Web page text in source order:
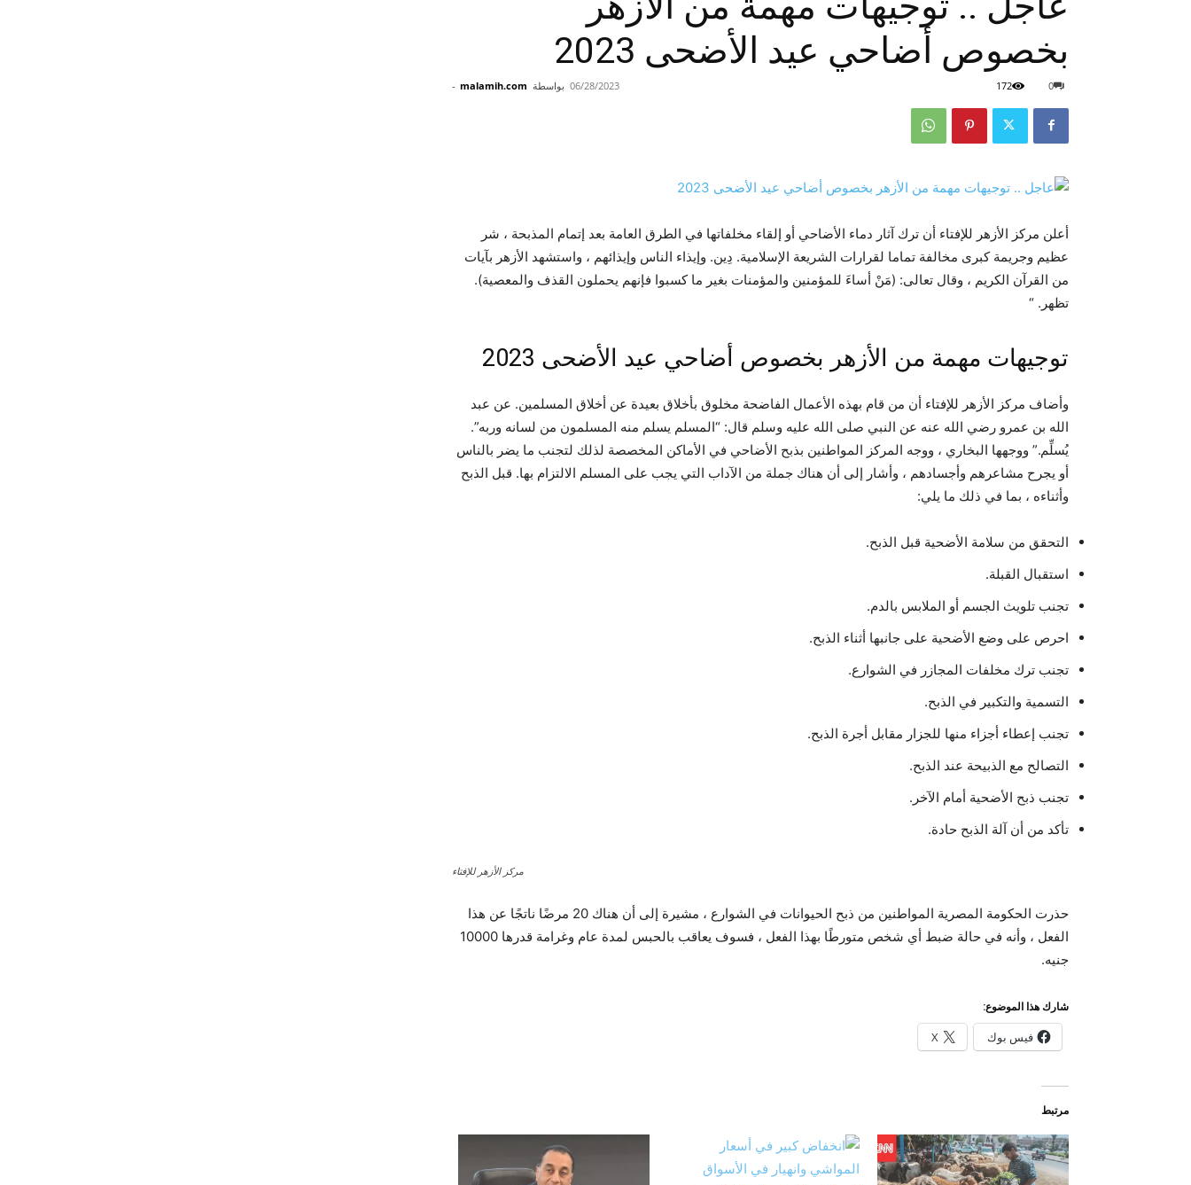
بخصوص أضاحي عيد الأضحى 2023
بواسطة malamih.com
- 06/28/2023 0
172
أعلن مركز الأزهر للإفتاء أن ترك آثار دماء الأضاحي أو إلقاء مخلفاتها في الطرق العامة بعد إتمام المذبحة ، شر
عظيم وجريمة كبرى مخالفة تماما لقرارات الشريعة الإسلامية. دِين. وإيذاء الناس وإيذائهم ، واستشهد الأزهر بآيات
من القرآن الكريم ، وقال تعالى: (مَنْ أساءَ للمؤمنين والمؤمنات بغير ما كسبوا فإنهم يحملون القذف والمعصية).
تظهر. “
توجيهات مهمة من الأزهر بخصوص أضاحي عيد الأضحى 2023
وأضاف مركز الأزهر للإفتاء أن من قام بهذه الأعمال الفاضحة مخلوق بأخلاق بعيدة عن أخلاق المسلمين. عن عبد
الله بن عمرو رضي الله عنه عن النبي صلى الله عليه وسلم قال: “المسلم يسلم منه المسلمون من لسانه وربه”.
يُسلِّم.” ووجهها البخاري ، ووجه المركز المواطنين بذبح الأضاحي في الأماكن المخصصة لذلك لتجنب ما يضر بالناس
أو يجرح مشاعرهم وأجسادهم ، وأشار إلى أن هناك جملة من الآداب التي يجب على المسلم الالتزام بها. قبل الذبح
وأثناءه ، بما في ذلك ما يلي:
التحقق من سلامة الأضحية قبل الذبح.
استقبال القبلة.
تجنب تلويث الجسم أو الملابس بالدم.
احرص على وضع الأضحية على جانبها أثناء الذبح.
تجنب ترك مخلفات المجازر في الشوارع.
التسمية والتكبير في الذبح.
تجنب إعطاء أجزاء منها للجزار مقابل أجرة الذبح.
التصالح مع الذبيحة عند الذبح.
تجنب ذبح الأضحية أمام الآخر.
تأكد من أن آلة الذبح حادة.
مركز الأزهر للإفتاء
حذرت الحكومة المصرية المواطنين من ذبح الحيوانات في الشوارع ، مشيرة إلى أن هناك 20 مرضًا ناتجًا عن هذا
الفعل ، وأنه في حالة ضبط أي شخص متورطًا بهذا الفعل ، فسوف يعاقب بالحبس لمدة عام وغرامة قدرها 10000
جنيه.
شارك هذا الموضوع:
فيس بوك X
مرتبط